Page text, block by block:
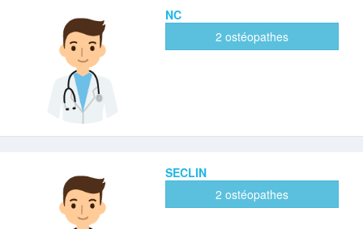
NC
2 ostéopathes
SECLIN
2 ostéopathes